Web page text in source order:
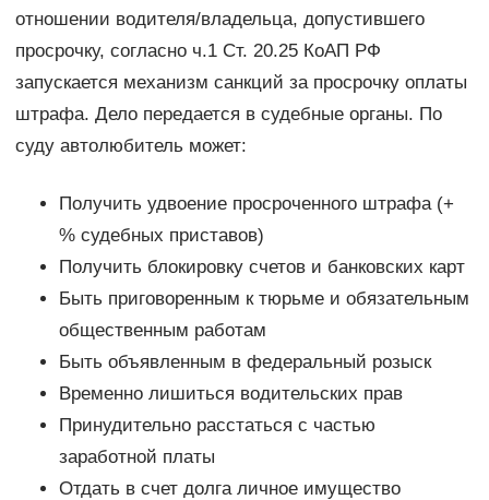
отношении водителя/владельца, допустившего
просрочку, согласно ч.1 Ст. 20.25 КоАП РФ
запускается механизм санкций за просрочку оплаты
штрафа. Дело передается в судебные органы. По
суду автолюбитель может:
Получить удвоение просроченного штрафа (+
% судебных приставов)
Получить блокировку счетов и банковских карт
Быть приговоренным к тюрьме и обязательным
общественным работам
Быть объявленным в федеральный розыск
Временно лишиться водительских прав
Принудительно расстаться с частью
заработной платы
Отдать в счет долга личное имущество